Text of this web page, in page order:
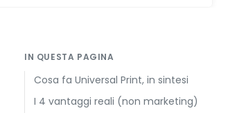
IN QUESTA PAGINA
Cosa fa Universal Print, in sintesi
I 4 vantaggi reali (non marketing)